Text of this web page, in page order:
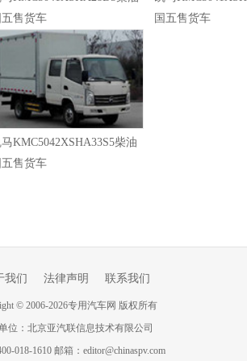
五售货车
国五售货车
KMC5042XSHA33S5柴油
五售货车
我们 法律声明 联系我们
© 2006-2026专用汽车网 版权所有
位：北京亚汽联信息技术有限公司
018-1610 邮箱：editor@chinaspv.com